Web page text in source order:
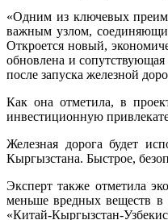
«Одним из ключевых
важным узлом,
Откроется новый,
обновлена и
после запуска железной
Как она отметила, в
инвестиционную
Железная дорога будет
Кыргызстана. Быстрое,
Эксперт также отметила
меньше вредных веществ в
«Китай-Кыргызстан-